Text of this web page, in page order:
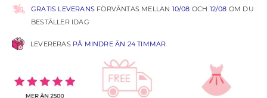
GRATIS LEVERANS FÖRVÄNTAS MELLAN 10/08 OCH 12/08 OM DU
BESTÄLLER IDAG
LEVERERAS PÅ MINDRE ÄN 24 TIMMAR